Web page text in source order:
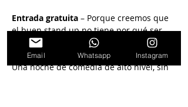
Entrada gratuita – Porque creemos que
el buen stand up no tiene por qué ser
inaccesible.
Una noche de comedia de alto nivel, sin
Email Whatsapp Instagram